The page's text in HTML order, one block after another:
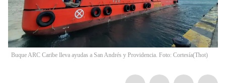
Buque ARC Caribe lleva ayudas a San Andrés y Providencia. Foto: Cortesía(Thot)